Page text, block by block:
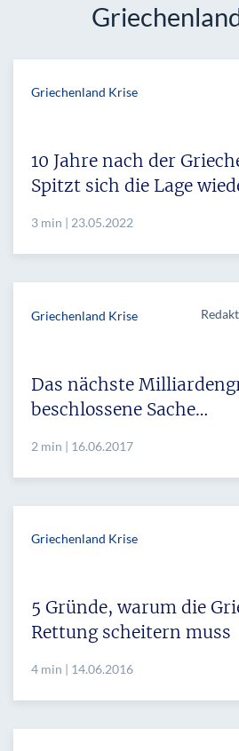
Griechenland Krise
10 Jahre nach der
Spitzt sich die Lage
3 min | 23.05.2022
Griechenland Krise
Das nächste
beschlossene Sache…
2 min | 16.06.2017
Griechenland Krise
5 Gründe, warum die
Rettung scheitern muss
4 min | 14.06.2016